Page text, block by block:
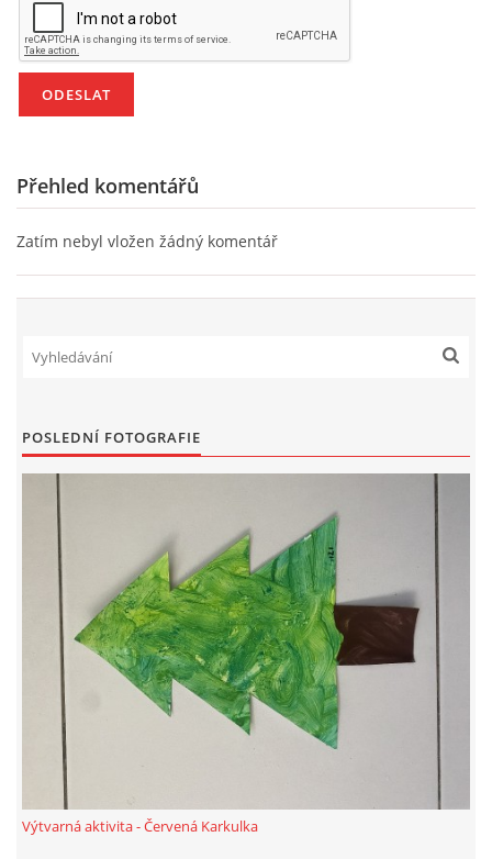
TÝDENNÍ PLÁNY
STÁTNÍ SVÁTKY
20.10. DEN STROMŮ
HALLOWEEN
DUŠIČKY
SVATÝ MARTIN
SVATÁ KATEŘINA 25.LISTOPADU
SVATÁ BARBORA 4.12.
Přehled komentářů
Zatím nebyl vložen žádný komentář
POSLEDNÍ FOTOGRAFIE
Výtvarná aktivita - Červená Karkulka